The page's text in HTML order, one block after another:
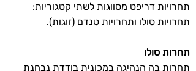
תחרויות דריפט מסווגות לשתי קטגוריות:
תחרויות סולו ותחרויות טנדם (זוגות).
תחרות סולו
תחרות בה הנהיגה במכונית בודדת נבחנת